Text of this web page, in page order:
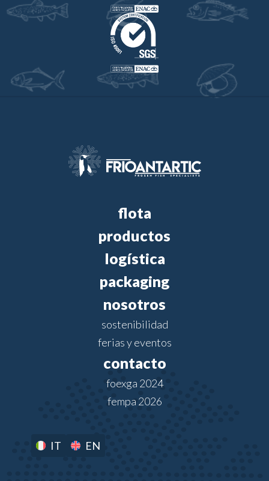
flota
productos
logística
packaging
nosotros
sostenibilidad
ferias y eventos
contacto
foexga 2024
fempa 2026
IT EN